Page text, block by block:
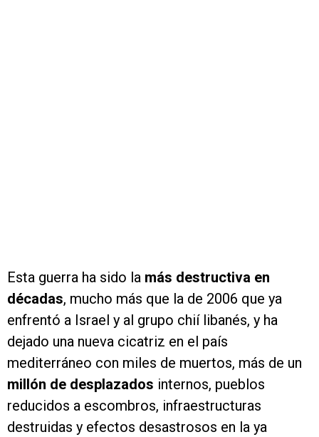
Esta guerra ha sido la más destructiva en
décadas, mucho más que la de 2006 que ya
enfrentó a Israel y al grupo chií libanés, y ha
dejado una nueva cicatriz en el país
mediterráneo con miles de muertos, más de un
millón de desplazados internos, pueblos
reducidos a escombros, infraestructuras
destruidas y efectos desastrosos en la ya